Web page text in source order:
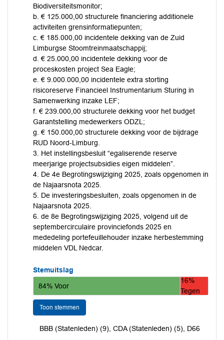
Biodiversiteitsmonitor;
b. € 125.000,00 structurele financiering additionele
activiteiten grensinformatiepunten;
c. € 185.000,00 incidentele dekking van de Zuid
Limburgse Stoomtreinmaatschappij;
d. € 25.000,00 incidentele dekking voor de
proceskosten project Sea Eagle;
e. € 9.000.000,00 incidentele extra storting
risicoreserve Financieel Instrumentarium Sturing in
Samenwerking inzake LEF;
f. € 239.000,00 structurele dekking voor het budget
Garantstelling medewerkers ODZL;
g. € 150.000,00 structurele dekking voor de bijdrage
RUD Noord-Limburg.
3. Het instellingsbesluit “egaliserende reserve
meerjarige projectsubsidies eigen middelen”.
4. De 4e Begrotingswijziging 2025, zoals opgenomen in
de Najaarsnota 2025.
5. De investeringsbesluiten, zoals opgenomen in de
Najaarsnota 2025.
6. de 8e Begrotingswijziging 2025, volgend uit de
septembercirculaire provinciefonds 2025 en
mededeling portefeuillehouder inzake herbestemming
middelen VDL Nedcar.
Stemuitslag
84% Voor
16%
Tegen
Toon stemmen
BBB (Statenleden) (9), CDA (Statenleden) (5), D66